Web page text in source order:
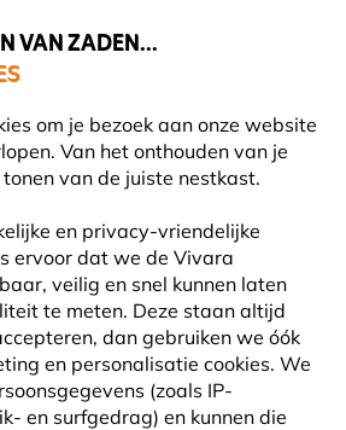
VAN ZADEN...
om je bezoek aan onze website
Van het onthouden van je
van de juiste nestkast.
en privacy-vriendelijke
ervoor dat we de Vivara
veilig en snel kunnen laten
te meten. Deze staan altijd
dan gebruiken we óók
en personalisatie cookies. We
(zoals IP-
en surfgedrag) en kunnen die
beoordeeld in 11 landen
thuisbezorgd vanaf €49